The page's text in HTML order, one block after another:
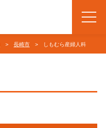
> 長崎市 > しもむら産婦人科